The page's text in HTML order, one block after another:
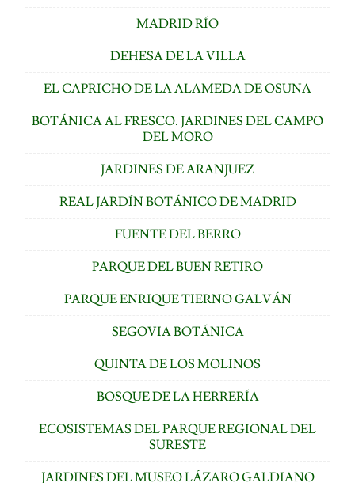
MADRID RÍO
DEHESA DE LA VILLA
EL CAPRICHO DE LA ALAMEDA DE OSUNA
BOTÁNICA AL FRESCO. JARDINES DEL CAMPO
DEL MORO
JARDINES DE ARANJUEZ
REAL JARDÍN BOTÁNICO DE MADRID
FUENTE DEL BERRO
PARQUE DEL BUEN RETIRO
PARQUE ENRIQUE TIERNO GALVÁN
SEGOVIA BOTÁNICA
QUINTA DE LOS MOLINOS
BOSQUE DE LA HERRERÍA
ECOSISTEMAS DEL PARQUE REGIONAL DEL
SURESTE
JARDINES DEL MUSEO LÁZARO GALDIANO